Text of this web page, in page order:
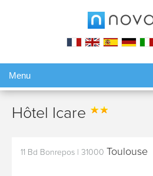
Menu
Hôtel Icare
11 Bd Bonrepos 31000 Toulouse